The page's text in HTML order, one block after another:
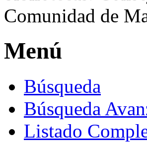
Menú
Búsqueda
Búsqueda
Listado